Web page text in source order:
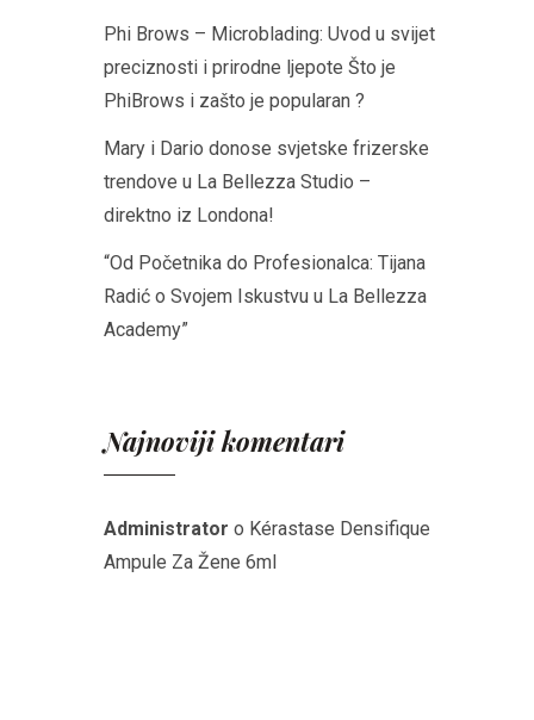
Phi Brows – Microblading: Uvod u svijet
preciznosti i prirodne ljepote Što je
PhiBrows i zašto je popularan ?
Mary i Dario donose svjetske frizerske
trendove u La Bellezza Studio –
direktno iz Londona!
“Od Početnika do Profesionalca: Tijana
Radić o Svojem Iskustvu u La Bellezza
Academy”
Najnoviji komentari
Administrator o Kérastase Densifique
Ampule Za Žene 6ml